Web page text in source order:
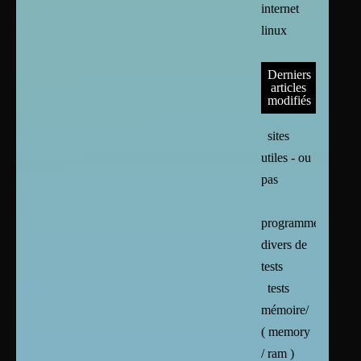
internet
linux
Derniers
articles
modifiés
sites
utiles - ou
pas
programmes
divers de
tests
tests
mémoire/
( memory
/ ram )